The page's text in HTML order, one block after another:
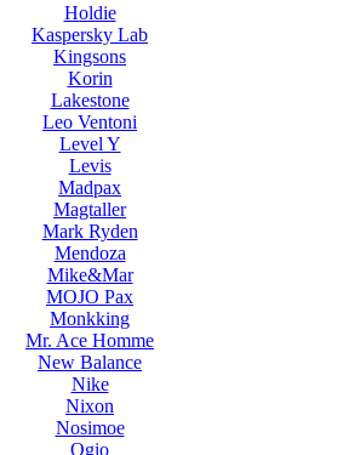
Holdie
Kaspersky Lab
Kingsons
Korin
Lakestone
Leo Ventoni
Level Y
Levis
Madpax
Magtaller
Mark Ryden
Mendoza
Mike&Mar
MOJO Pax
Monkking
Mr. Ace Homme
New Balance
Nike
Nixon
Nosimoe
Ogio